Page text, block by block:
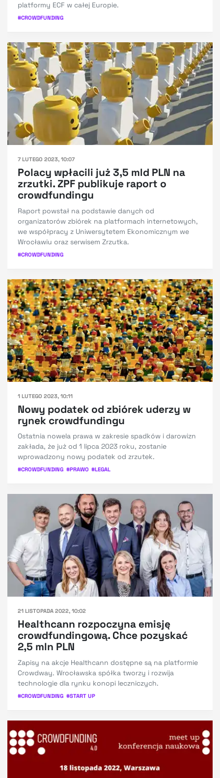
platformy ECF w całej Europie.
#CROWDFUNDING
7 LUTEGO 2023, 10:07
Polacy wpłacili już 3,5 mld PLN na
zrzutki. ZPF publikuje raport o
crowdfundingu
Raport powstał na podstawie danych od
organizatorów zbiórek na platformach internetowych,
we współpracy z Uniwersytetem Ekonomicznym we
Wrocławiu oraz serwisem Zrzutka.
#CROWDFUNDING
1 LUTEGO 2023, 10:11
Nowy podatek od zbiórek uderzy w
rynek crowdfundingu
Ostatnia nowela prawa w zakresie spadków i darowizn
zakłada, że już od 1 lipca 2023 roku, zostanie
wprowadzony nowy podatek od zrzutek.
#CROWDFUNDING #PRAWO #LEGAL
21 LISTOPADA 2022, 10:02
Healthcann rozpoczyna emisję
crowdfundingową. Chce pozyskać
2,5 mln PLN
Zapisy na akcje Healthcann dostępne są na platformie
Crowdway. Wrocławska spółka tworzy i rozwija
technologie dla rynku konopi leczniczych.
#CROWDFUNDING #START UP